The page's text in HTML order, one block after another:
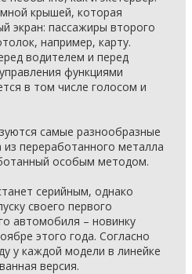
крышей, которая
экран: пассажиры второго
например, карту.
водителем и перед
функциями
в том числе голосом и
самые разнообразные
переработанного металла
особым методом.
серийным, однако
своего первого
автомобиля – новинку
этого года. Согласно
у каждой модели в линейке
версия.